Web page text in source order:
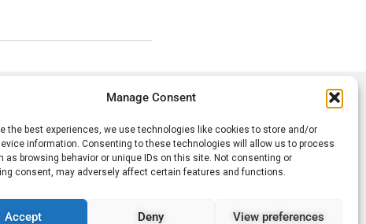
Manage Consent
the best experiences, we use technologies like cookies to store and/or
information. Consenting to these technologies will allow us to process
as browsing behavior or unique IDs on this site. Not consenting or
consent, may adversely affect certain features and functions.
Accept Deny View preferences
KONTAKT
AUFNEHMEN